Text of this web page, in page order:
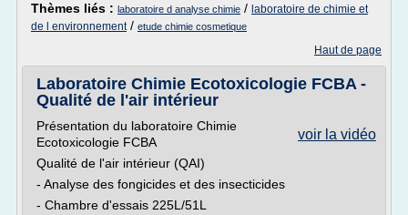
Thèmes liés : laboratoire d analyse chimie / laboratoire de chimie et
de l environnement/ etude chimie cosmetique
Haut de page
Laboratoire Chimie Ecotoxicologie FCBA -
Qualité de l'air intérieur
voir la vidéo
Présentation du laboratoire Chimie
Ecotoxicologie FCBA
Qualité de l'air intérieur (QAI)
- Analyse des fongicides et des insecticides
- Chambre d'essais 225L/51L